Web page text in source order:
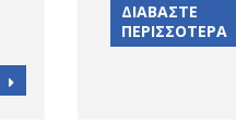
ΔΙΑΒΑΣΤΕ
ΠΕΡΙΣΣΟΤΕΡΑ